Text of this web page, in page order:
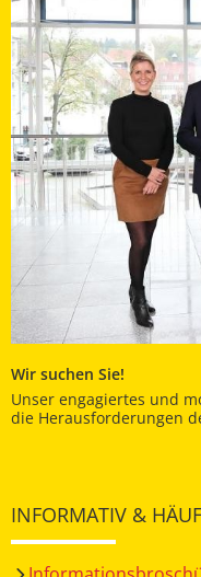
Wir suchen Sie!
Unser engagiertes und
die Herausforderungen
INFORMATIV &